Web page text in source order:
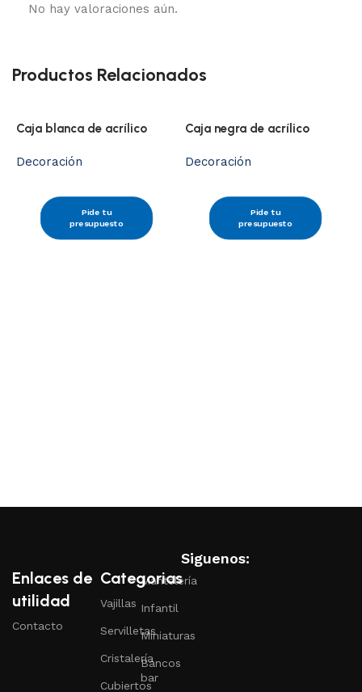
No hay valoraciones aún.
Productos Relacionados
Caja blanca de acrílico
Decoración
Pide tu
presupuesto
Caja negra de acrílico
Decoración
Pide tu
presupuesto
Enlaces de
utilidad
Contacto
Categorias
Vajillas
Servilletas
Cristalería
Cubiertos
Mantelería
Infantil
Miniaturas
Bancos
bar
Siguenos: